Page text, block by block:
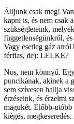
Álljunk csak meg!
kapni is, és nem csak
szükségleteink,
függetlenségünkről,
Vagy esetleg gáz
férfias, de): LELKE?
Nos, nem könnyű.
puncikának, akinek a
sem szívesen hallja
érzéseink, és érzelmi
magukét. Előbb-
kiégés,